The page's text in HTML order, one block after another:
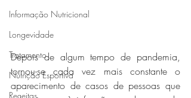
Informação Nutricional
Longevidade
Tratamento
Nutrição Esportiva
Receitas
Depois de algum tempo de pandemia,
tornou-se cada vez mais constante o
aparecimento de casos de pessoas que